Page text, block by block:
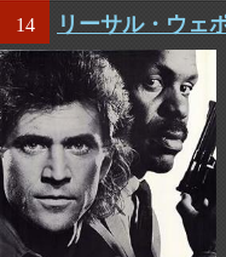
14 リーサル・ウェ